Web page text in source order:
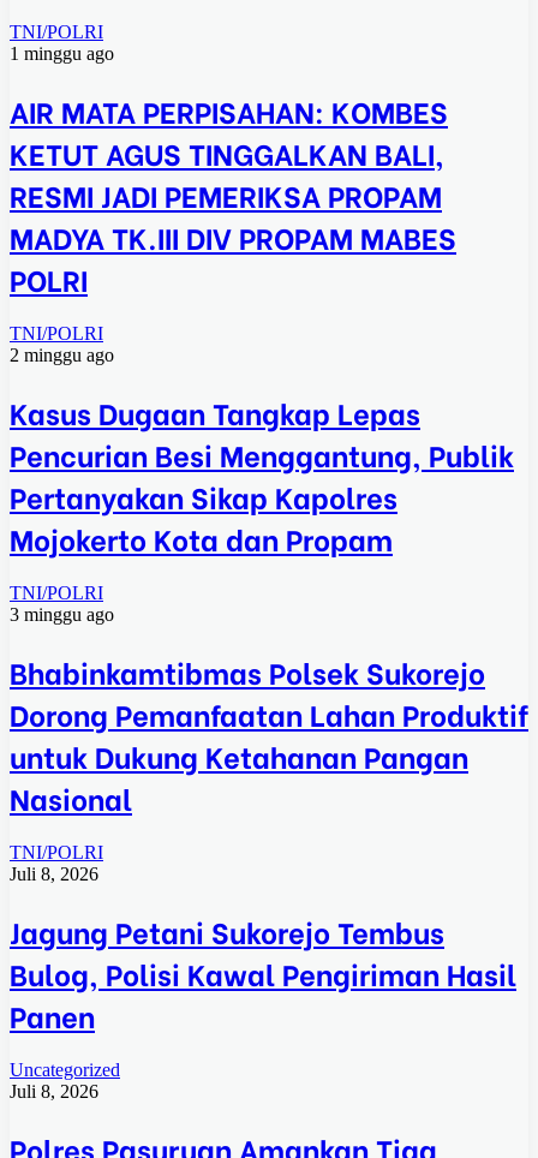
TNI/POLRI
1 minggu ago
AIR MATA PERPISAHAN: KOMBES
KETUT AGUS TINGGALKAN BALI,
RESMI JADI PEMERIKSA PROPAM
MADYA TK.III DIV PROPAM MABES
POLRI
TNI/POLRI
2 minggu ago
Kasus Dugaan Tangkap Lepas
Pencurian Besi Menggantung, Publik
Pertanyakan Sikap Kapolres
Mojokerto Kota dan Propam
TNI/POLRI
3 minggu ago
Bhabinkamtibmas Polsek Sukorejo
Dorong Pemanfaatan Lahan Produktif
untuk Dukung Ketahanan Pangan
Nasional
TNI/POLRI
Juli 8, 2026
Jagung Petani Sukorejo Tembus
Bulog, Polisi Kawal Pengiriman Hasil
Panen
Uncategorized
Juli 8, 2026
Polres Pasuruan Amankan Tiga